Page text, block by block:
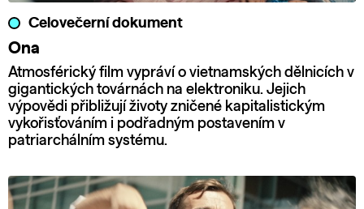
Celovečerní dokument
Ona
Atmosférický film vypráví o vietnamských dělnicích v
gigantických továrnách na elektroniku. Jejich
výpovědi přibližují životy zničené kapitalistickým
vykořisťováním i podřadným postavením v
patriarchálním systému.